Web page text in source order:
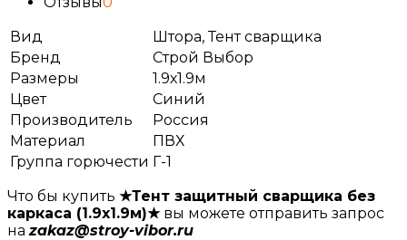
Вид
Штора, Тент сварщика
Бренд
Строй Выбор
Размеры
1.9х1.9м
Цвет
Синий
Производитель
Россия
Материал
ПВХ
Группа горючести Г-1
Что бы купить ★Тент защитный сварщика без
каркаса (1.9х1.9м)★вы можете отправить запрос
наzakaz@stroy-vibor.ru